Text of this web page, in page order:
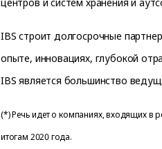
IBS строит долгосрочные
опыте, инновациях, глубокой
IBS является большинство
(*) Речь идет о компаниях, входящих в
итогам 2020 года.